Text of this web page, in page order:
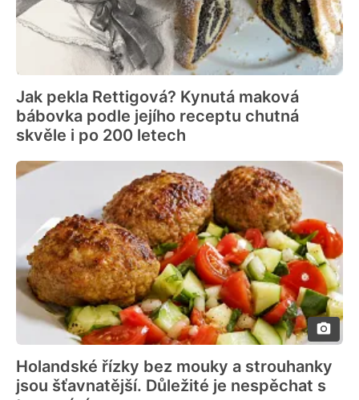
Jak pekla Rettigová? Kynutá maková
bábovka podle jejího receptu chutná
skvěle i po 200 letech
Holandské řízky bez mouky a strouhanky
jsou šťavnatější. Důležité je nespěchat s